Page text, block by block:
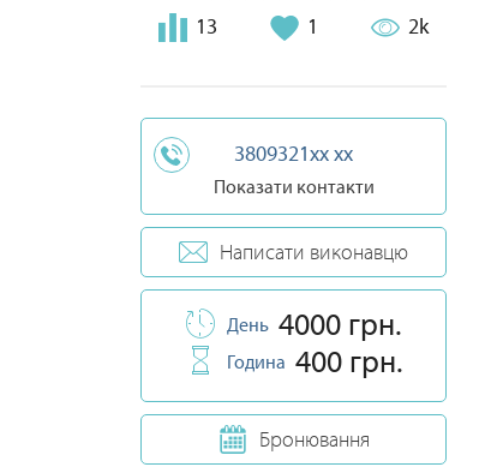
13 1 2k
3809321xx xx
Показати контакти
Написати виконавцю
День 4000 грн.
Година 400 грн.
Бронювання